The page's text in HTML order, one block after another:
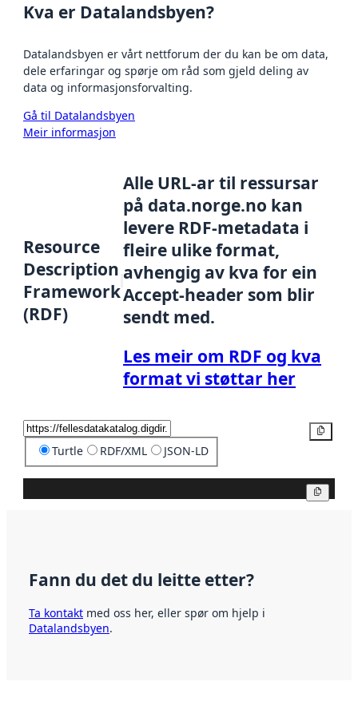
Kva er Datalandsbyen?
Datalandsbyen er vårt nettforum der du kan be om data,
dele erfaringar og spørje om råd som gjeld deling av
data og informasjonsforvalting.
Gå til Datalandsbyen
Meir informasjon
Resource
Description
Framework
(RDF)
Alle URL-ar til ressursar
på data.norge.no kan
levere RDF-metadata i
fleire ulike format,
avhengig av kva for ein
Accept-header som blir
sendt med.
Les meir om RDF og kva
format vi støttar her
Turtle RDF/XML JSON-LD
Fann du det du leitte etter?
Ta kontakt med oss her, eller spør om hjelp i
Datalandsbyen.